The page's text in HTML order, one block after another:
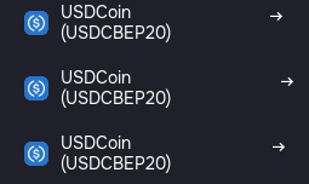
USDCoin
(USDCBEP20)
USDCoin
(USDCBEP20)
USDCoin
(USDCBEP20)